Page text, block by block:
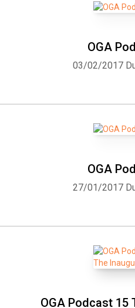
OGA
03/02/2017
OGA
27/01/2017
OGA Podcast 15